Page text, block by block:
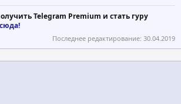
Telegram Premium и стать гуру
Последнее редактирование: 30.04.2019